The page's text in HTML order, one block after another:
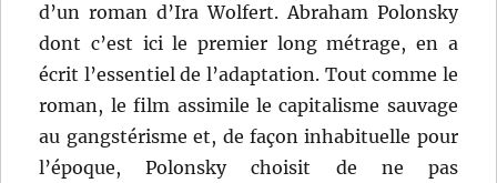
d’un roman d’Ira Wolfert. Abraham Polonsky
dont c’est ici le premier long métrage, en a
écrit l’essentiel de l’adaptation. Tout comme le
roman, le film assimile le capitalisme sauvage
au gangstérisme et, de façon inhabituelle pour
l’époque, Polonsky choisit de ne pas